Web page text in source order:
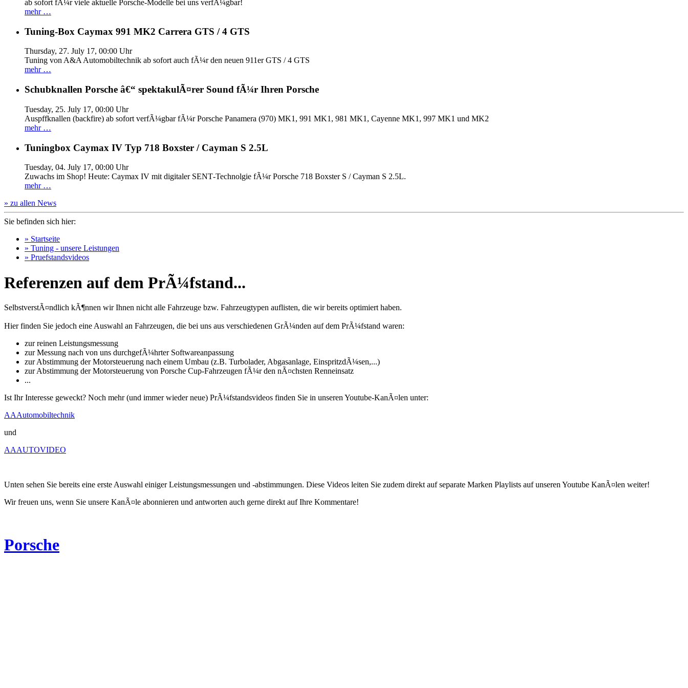
ab sofort fÃ¼r viele aktuelle Porsche-Modelle bei uns verfÃ¼gbar!
mehr …
Tuning-Box Caymax 991 MK2 Carrera GTS / 4 GTS
Thursday, 27. July 17, 00:00 Uhr
Tuning von A&A Automobiltechnik ab sofort auch fÃ¼r den neuen 911er GTS / 4 GTS
mehr …
Schubknallen Porsche â€“ spektakulÃ¤rer Sound fÃ¼r Ihren Porsche
Tuesday, 25. July 17, 00:00 Uhr
Auspffknallen (backfire) ab sofort verfÃ¼gbar fÃ¼r Porsche Panamera (970) MK1, 991 MK1, 981 MK1, Cayenne MK1, 997 MK1 und MK2
mehr …
Tuningbox Caymax IV Typ 718 Boxster / Cayman S 2.5L
Tuesday, 04. July 17, 00:00 Uhr
Zuwachs im Shop! Heute: Caymax IV mit digitaler SENT‐Technolgie fÃ¼r Porsche 718 Boxster S / Cayman S 2.5L.
mehr …
» zu allen News
Sie befinden sich hier:
» Startseite
» Tuning - unsere Leistungen
» Pruefstandsvideos
Referenzen auf dem PrÃ¼fstand...
SelbstverstÃ¤ndlich kÃ¶nnen wir Ihnen nicht alle Fahrzeuge bzw. Fahrzeugtypen auflisten, die wir bereits optimiert haben.
Hier finden Sie jedoch eine Auswahl an Fahrzeugen, die bei uns aus verschiedenen GrÃ¼nden auf dem PrÃ¼fstand waren:
zur reinen Leistungsmessung
zur Messung nach von uns durchgefÃ¼hrter Softwareanpassung
zur Abstimmung der Motorsteuerung nach einem Umbau (z.B. Turbolader, Abgasanlage, EinspritzdÃ¼sen,...)
zur Abstimmung der Motorsteuerung von Porsche Cup-Fahrzeugen fÃ¼r den nÃ¤chsten Renneinsatz
...
Ist Ihr Interesse geweckt? Noch mehr (und immer wieder neue) PrÃ¼fstandsvideos finden Sie in unseren Youtube-KanÃ¤len unter:
AAAutomobiltechnik
und
AAAUTOVIDEO
Unten sehen Sie bereits eine erste Auswahl einiger Leistungsmessungen und -abstimmungen. Diese Videos leiten Sie zudem direkt auf separate Marken Playlists auf unseren Youtube KanÃ¤len weiter!
Wir freuen uns, wenn Sie unsere KanÃ¤le abonnieren und antworten auch gerne direkt auf Ihre Kommentare!
Porsche